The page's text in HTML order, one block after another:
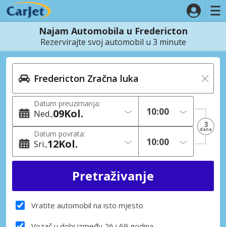
Najam Automobila u Fredericton
Rezervirajte svoj automobil u 3 minute
Datum preuzimanja:
Ned. 09Kol.
Datum povrata:
Sri. 12Kol.
3
dana
Vratite automobil na isto mjesto